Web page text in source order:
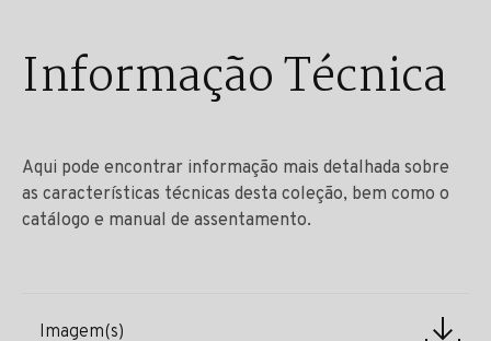
Informação Técnica
Aqui pode encontrar informação mais detalhada sobre
as características técnicas desta coleção, bem como o
catálogo e manual de assentamento.
Imagem(s)